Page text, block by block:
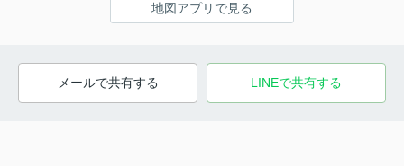
地図アプリで見る
メールで共有する LINEで共有する